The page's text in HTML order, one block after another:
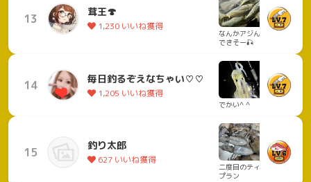
13 茸王🍄
1,230 いいね獲得
なんかアジんぐ
できそー🎣
14 毎日釣るぞえなちゃい♡♡
1,205 いいね獲得
でかい^ ^
15 釣り太郎
627 いいね獲得
二度目のティッ
プラン